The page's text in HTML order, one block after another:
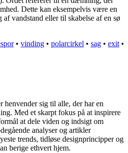
Dette kan eksempelvis være en
vandstand eller til skabelse af en sø
• vinding • polarcirkel • sag • exit •
sig til alle, der har en
Med et skarpt fokus på at inspirere
at dele viden og indsigt om
analyser og artikler
trends, tidløse designprincipper og
berige ethvert hjem.